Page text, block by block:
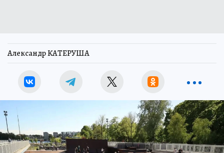
Александр КАТЕРУША